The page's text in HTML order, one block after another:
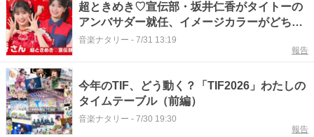
超ときめき♡宣伝部・坂井仁香がタイトーの
アンバサダー就任、イメージカラーがどちら
も赤
音楽ナタリー - 7/31 13:19
報告
今年のTIF、どう動く？「TIF2026」わたしの
タイムテーブル（前編）
音楽ナタリー - 7/30 19:30
報告